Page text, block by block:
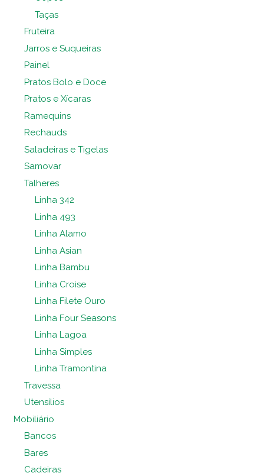
Taças
Fruteira
Jarros e Suqueiras
Painel
Pratos Bolo e Doce
Pratos e Xícaras
Ramequins
Rechauds
Saladeiras e Tigelas
Samovar
Talheres
Linha 342
Linha 493
Linha Alamo
Linha Asian
Linha Bambu
Linha Croise
Linha Filete Ouro
Linha Four Seasons
Linha Lagoa
Linha Simples
Linha Tramontina
Travessa
Utensílios
Mobiliário
Bancos
Bares
Cadeiras